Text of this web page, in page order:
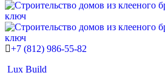
+7 (812) 986-55-82
Lux Build